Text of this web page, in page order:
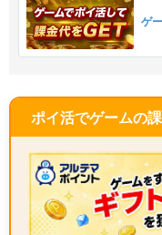
ゲ
ポイ活でゲームの